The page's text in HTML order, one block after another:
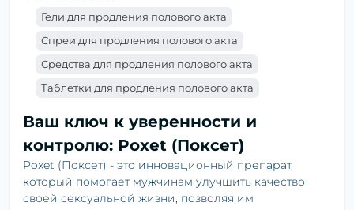
Гели для продления полового акта
Спреи для продления полового акта
Средства для продления полового акта
Таблетки для продления полового акта
Ваш ключ к уверенности и
контролю: Poxet (Поксет)
Poxet (Поксет) - это инновационный препарат,
который помогает мужчинам улучшить качество
своей сексуальной жизни, позволяя им